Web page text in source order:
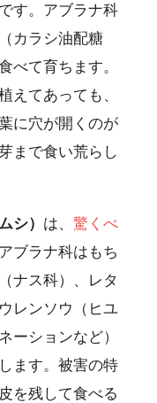
す。アブラナ科
カラシ油配糖
べて育ちます。
えてあっても、
に穴が開くのが
まで食い荒らし
シ） は、 驚くべ
ブラナ科はもち
ナス科）、レタ
レンソウ（ヒユ
ーションなど）
ます。被害の特
を残して食べる